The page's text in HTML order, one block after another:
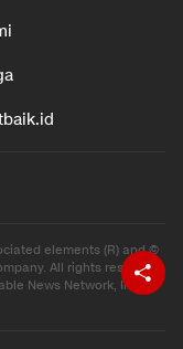
elements (R) and ©
All rights reserved.
News Network, Inc.,